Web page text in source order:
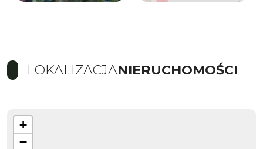
LOKALIZACJANIERUCHOMOŚCI
+
−